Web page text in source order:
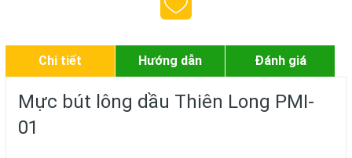
Chi tiết Hướng dẫn Đánh giá
Mực bút lông dầu Thiên Long PMI-
01